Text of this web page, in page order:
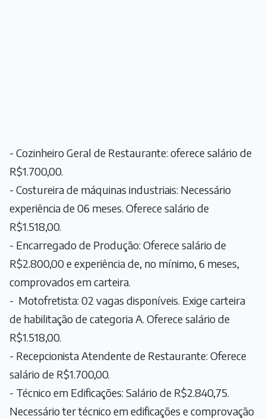
- Cozinheiro Geral de Restaurante: oferece salário de
R$1.700,00.
- Costureira de máquinas industriais: Necessário
experiência de 06 meses. Oferece salário de
R$1.518,00.
- Encarregado de Produção: Oferece salário de
R$2.800,00 e experiência de, no mínimo, 6 meses,
comprovados em carteira.
- Motofretista: 02 vagas disponíveis. Exige carteira
de habilitação de categoria A. Oferece salário de
R$1.518,00.
- Recepcionista Atendente de Restaurante: Oferece
salário de R$1.700,00.
- Técnico em Edificações: Salário de R$2.840,75.
Necessário ter técnico em edificações e comprovação